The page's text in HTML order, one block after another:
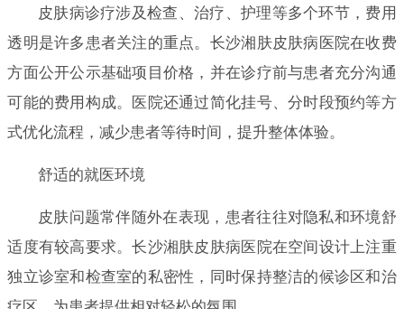
皮肤病诊疗涉及检查、治疗、护理等多个环节，费用
透明是许多患者关注的重点。长沙湘肤皮肤病医院在收费
方面公开公示基础项目价格，并在诊疗前与患者充分沟通
可能的费用构成。医院还通过简化挂号、分时段预约等方
式优化流程，减少患者等待时间，提升整体体验。
舒适的就医环境
皮肤问题常伴随外在表现，患者往往对隐私和环境舒
适度有较高要求。长沙湘肤皮肤病医院在空间设计上注重
独立诊室和检查室的私密性，同时保持整洁的候诊区和治